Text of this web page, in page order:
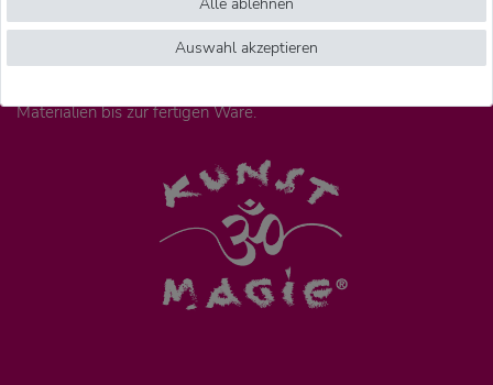
unser Team vor Ort prüfen regelmäßig Arbeitsbedingungen,
Verarbeitung und Qualität. So können wir viele unserer
Materialien bis zur fertigen Ware.
Auswahl akzeptieren